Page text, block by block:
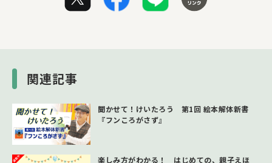
関連記事
聞かせて！けいたろう 第1回 絵本解体新書
『フンころがさず』
楽しみ方がわかる！ はじめての、親子えほ